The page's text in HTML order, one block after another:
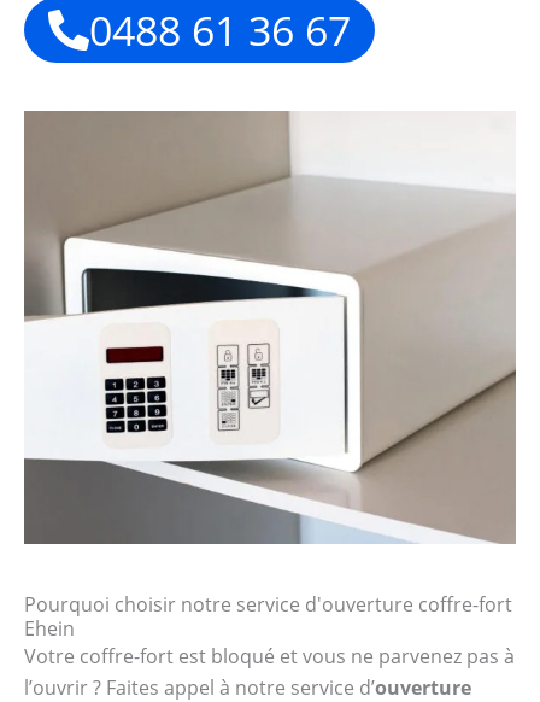
0488 61 36 67
Pourquoi choisir notre service d'ouverture coffre-fort
Ehein
Votre coffre-fort est bloqué et vous ne parvenez pas à
l’ouvrir ? Faites appel à notre service d’ouverture